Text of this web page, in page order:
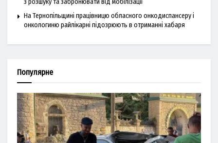
з розшуку та забронювати від мобілізації
На Тернопільщині працівницю обласного онкодиспансеру і
онкологиню райлікарні підозрюють в отриманні хабаря
Популярне